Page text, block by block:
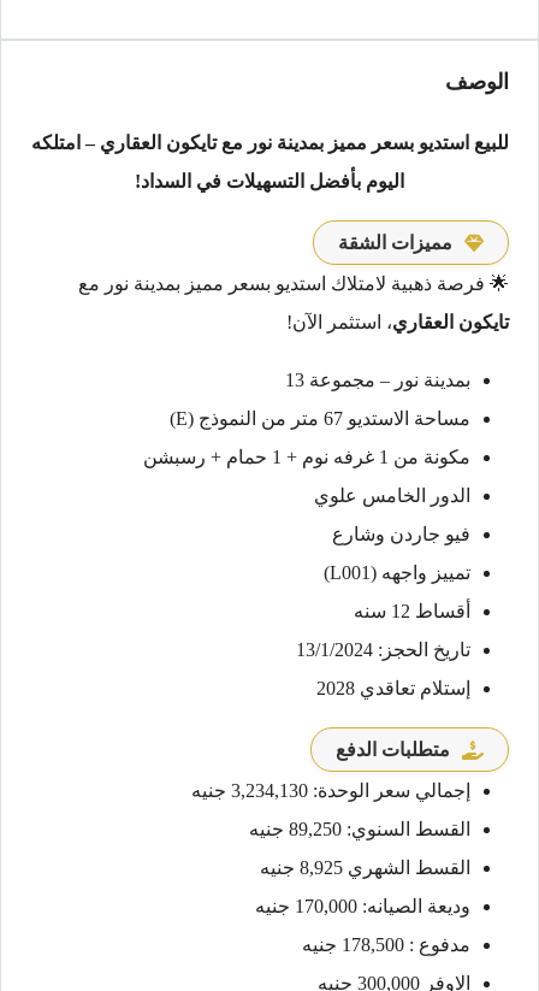
الوصف
للبيع استديو بسعر مميز بمدينة نور مع تايكون العقاري – امتلكه
اليوم بأفضل التسهيلات في السداد!
مميزات الشقة
🌟 فرصة ذهبية لامتلاك استديو بسعر مميز بمدينة نور مع
تايكون العقاري، استثمر الآن!
بمدينة نور – مجموعة 13
مساحة الاستديو 67 متر من النموذج (E)
مكونة من 1 غرفه نوم + 1 حمام + رسبشن
الدور الخامس علوي
فيو جاردن وشارع
تمييز واجهه (L001)
أقساط 12 سنه
تاريخ الحجز: 13/1/2024
إستلام تعاقدي 2028
متطلبات الدفع
إجمالي سعر الوحدة: 3,234,130 جنيه
القسط السنوي: 89,250 جنيه
القسط الشهري 8,925 جنيه
وديعة الصيانه: 170,000 جنيه
مدفوع : 178,500 جنيه
الاوفر 300,000 جنيه